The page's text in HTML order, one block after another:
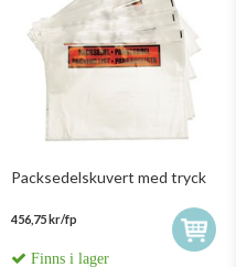
Packsedelskuvert med tryck
456,75 kr/fp
Finns i lager